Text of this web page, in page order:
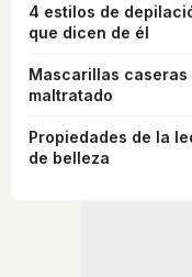
4 estilos de
que dicen de él
Mascarillas
maltratado
Propiedades de la
de belleza